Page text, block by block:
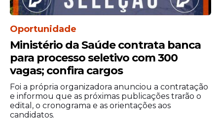
incluídos automaticamente na lista de
espera.
A convocação dos candidatos desta lista
ocorrerá no período de 15 a 29 de maio.
Fies
OFiespromove anualmente dois
processos seletivos regulares, um por
semestre, além de processos seletivos para
Oportunidade
Ministério da Saúde contrata banca
para processo seletivo com 300
vagas; confira cargos
Foi a própria organizadora anunciou a contratação
e informou que as próximas publicações trarão o
edital, o cronograma e as orientações aos
candidatos.